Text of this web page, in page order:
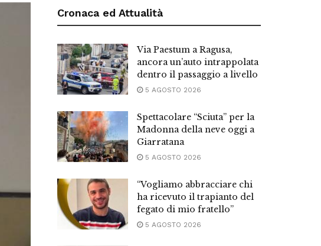
Cronaca ed Attualità
Via Paestum a Ragusa,
ancora un’auto intrappolata
dentro il passaggio a livello
5 AGOSTO 2026
Spettacolare “Sciuta” per la
Madonna della neve oggi a
Giarratana
5 AGOSTO 2026
“Vogliamo abbracciare chi
ha ricevuto il trapianto del
fegato di mio fratello”
5 AGOSTO 2026